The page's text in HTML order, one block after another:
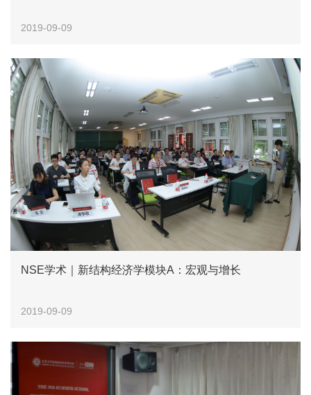
2019-09-09
NSE学术｜新结构经济学模块A：宏观与增长
2019-09-09